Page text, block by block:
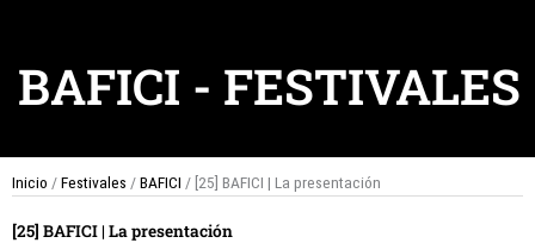
BAFICI - FESTIVALES
Inicio /Festivales /BAFICI / [25] BAFICI | La presentación
[25] BAFICI | La presentación